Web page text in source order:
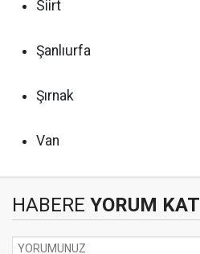
Siirt
Şanlıurfa
Şırnak
Van
HABERE YORUM KAT